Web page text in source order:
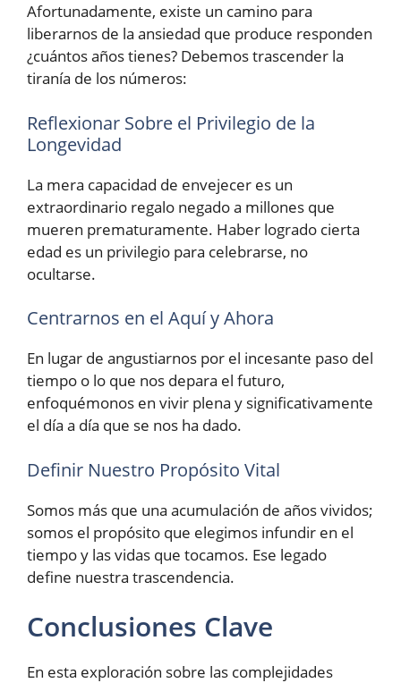
Afortunadamente, existe un camino para
liberarnos de la ansiedad que produce responden
¿cuántos años tienes? Debemos trascender la
tiranía de los números:
Reflexionar Sobre el Privilegio de la
Longevidad
La mera capacidad de envejecer es un
extraordinario regalo negado a millones que
mueren prematuramente. Haber logrado cierta
edad es un privilegio para celebrarse, no
ocultarse.
Centrarnos en el Aquí y Ahora
En lugar de angustiarnos por el incesante paso del
tiempo o lo que nos depara el futuro,
enfoquémonos en vivir plena y significativamente
el día a día que se nos ha dado.
Definir Nuestro Propósito Vital
Somos más que una acumulación de años vividos;
somos el propósito que elegimos infundir en el
tiempo y las vidas que tocamos. Ese legado
define nuestra trascendencia.
Conclusiones Clave
En esta exploración sobre las complejidades